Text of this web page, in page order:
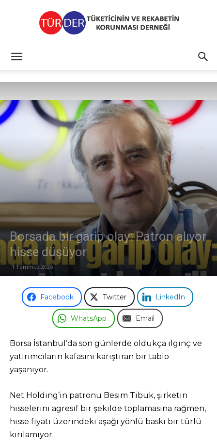
Borsada bir garip olay: Patron alıyor
hisse düşüyor
1 Temmuz 2026
Facebook Twitter LinkedIn
WhatsApp Email
Borsa İstanbul’da son günlerde oldukça ilginç ve
yatırımcıların kafasını karıştıran bir tablo
yaşanıyor.
Net Holding’in patronu Besim Tibuk, şirketin
hisselerini agresif bir şekilde toplamasına rağmen,
hisse fiyatı üzerindeki aşağı yönlü baskı bir türlü
kırılamıyor.